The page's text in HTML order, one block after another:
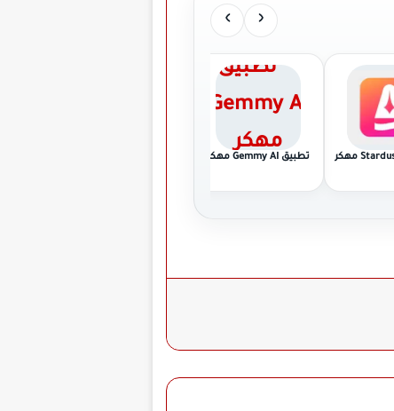
‹
›
تطبيق Gemmy AI مهكر